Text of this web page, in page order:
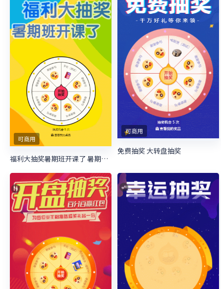
可商用
福利大抽奖暑期班开课了 暑期培训抽奖活动
可商用
免费抽奖 大转盘抽奖